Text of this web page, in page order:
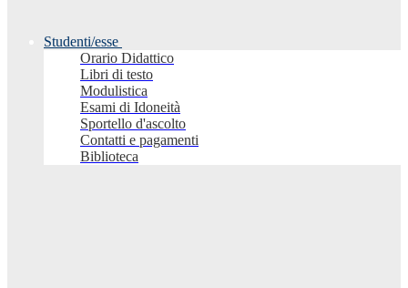
Studenti/esse
Orario Didattico
Libri di testo
Modulistica
Esami di Idoneità
Sportello d'ascolto
Contatti e pagamenti
Biblioteca